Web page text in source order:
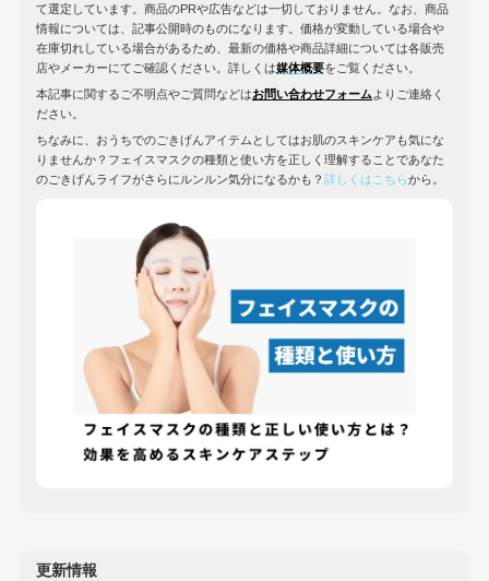
て選定しています。商品のPRや広告などは一切しておりません。なお、商品
情報については、記事公開時のものになります。価格が変動している場合や
在庫切れしている場合があるため、最新の価格や商品詳細については各販売
店やメーカーにてご確認ください。詳しくは媒体概要をご覧ください。
本記事に関するご不明点やご質問などはお問い合わせフォーム よりご連絡く
ださい。
ちなみに、おうちでのごきげんアイテムとしてはお肌のスキンケアも気にな
りませんか？フェイスマスクの種類と使い方を正しく理解することであなた
のごきげんライフがさらにルンルン気分になるかも？ 詳しくはこちらから。
更新情報